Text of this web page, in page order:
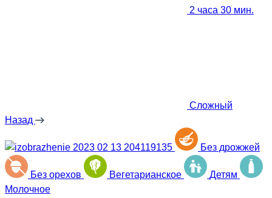
2 часа 30 мин.
Сложный
Назад
Без дрожжей
Без орехов Вегетарианское
Детям
Молочное